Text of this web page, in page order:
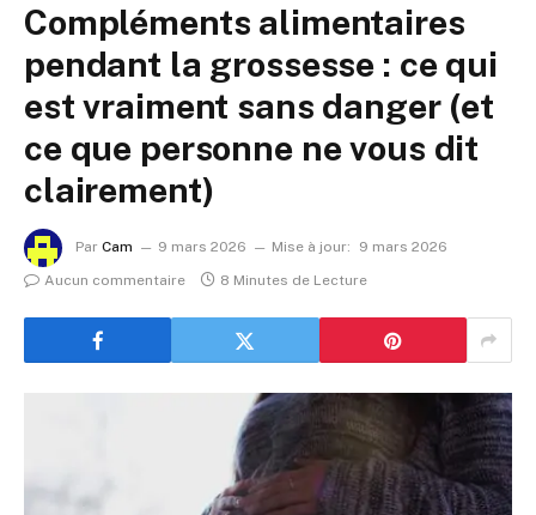
Compléments alimentaires
pendant la grossesse : ce qui
est vraiment sans danger (et
ce que personne ne vous dit
clairement)
Par Cam 9 mars 2026 Mise à jour:
9 mars 2026
Aucun commentaire
8 Minutes de Lecture